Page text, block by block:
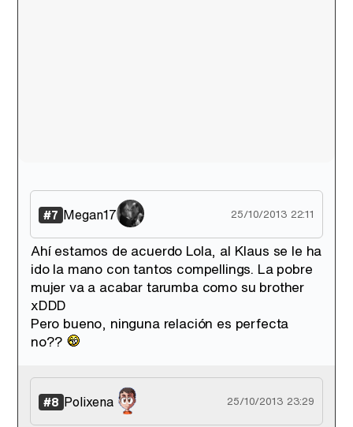
#7 Megan17 25/10/2013 22:11
Ahí estamos de acuerdo Lola, al Klaus se le ha
ido la mano con tantos compellings. La pobre
mujer va a acabar tarumba como su brother
xDDD
Pero bueno, ninguna relación es perfecta
no??
#8 Polixena 25/10/2013 23:29